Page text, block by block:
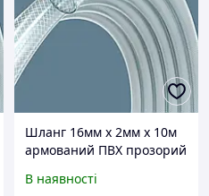
Шланг 16мм х 2мм х 10м
армований ПВХ прозорий
В наявності